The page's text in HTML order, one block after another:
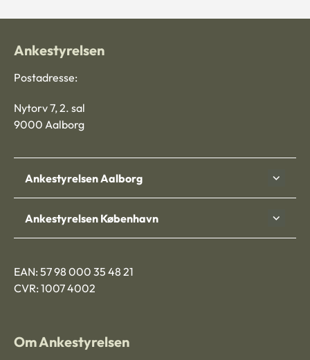
Ankestyrelsen
Postadresse:
Nytorv 7, 2. sal
9000 Aalborg
Ankestyrelsen Aalborg
Ankestyrelsen København
EAN: 57 98 000 35 48 21
CVR: 1007 4002
Om Ankestyrelsen